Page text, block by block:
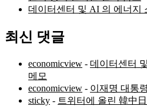
데이터센터 및 AI 의 에너지
최신 댓글
economicview - 데이터센터
메모
economicview - 이재명 대통
sticky - 트위터에 올린 韓中